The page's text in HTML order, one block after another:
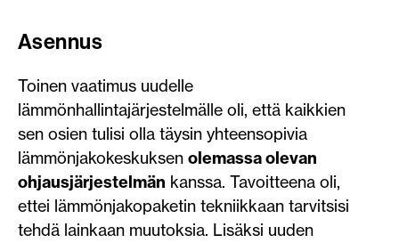
Asennus
Toinen vaatimus uudelle
lämmönhallintajärjestelmälle oli, että kaikkien
sen osien tulisi olla täysin yhteensopivia
lämmönjakokeskuksen olemassa olevan
ohjausjärjestelmän kanssa. Tavoitteena oli,
ettei lämmönjakopaketin tekniikkaan tarvitsisi
tehdä lainkaan muutoksia. Lisäksi uuden